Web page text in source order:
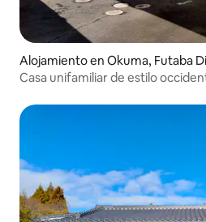
Alojamiento en Okuma, Futaba
Casa unifamiliar de estilo